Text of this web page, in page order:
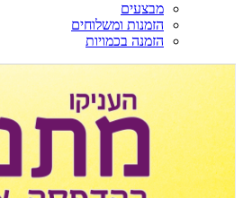
מבצעים
הזמנות ומשלוחים
הזמנה בכמויות